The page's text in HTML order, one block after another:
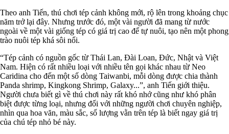
Theo anh Tiến, thú chơi tép cảnh không mới, rộ lên trong khoảng chục
năm trở lại đây. Nhưng trước đó, một vài người đã mang từ nước
ngoài về một vài giống tép có giá trị cao để tự nuôi, tạo nên một phong
trào nuôi tép khá sôi nổi.
“Tép cảnh có nguồn gốc từ Thái Lan, Đài Loan, Đức, Nhật và Việt
Nam. Hiện có rất nhiều loại với nhiều tên gọi khác nhau từ Neo
Caridina cho đến một số dòng Taiwanbi, mỗi dòng được chia thành
Panda shrimp, Kingkong Shrimp, Galaxy...”, anh Tiến giới thiệu.
Người chưa biết gì về thú chơi này rất khó nhớ cũng như khó phân
biệt được từng loại, nhưng đối với những người chơi chuyên nghiệp,
nhìn qua hoa văn, màu sắc, số lượng vằn trên tép là biết ngay giá trị
của chú tép nhỏ bé này.